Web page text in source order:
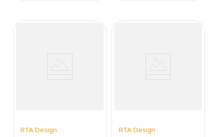
RTA Design
RTA Design